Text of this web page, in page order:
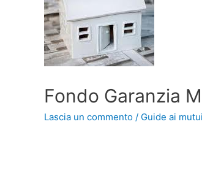
Fondo Garanzia
Lascia un commento / Guide ai mutui